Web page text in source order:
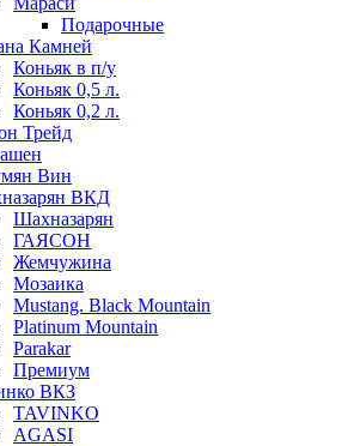
Подарочные
Камней
Коньяк в п/у
Коньяк 0,5 л.
Коньяк 0,2 л.
Трейд
Вин
ВКД
Шахназарян
ГАЯСОН
Жемчужина
Мозаика
Mustang. Black Mountain
Platinum Mountain
Parakar
Премиум
ВКЗ
TAVINKO
AGASI